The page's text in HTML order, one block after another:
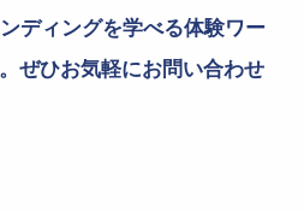
ディングを学べる体験ワー
ぜひお気軽にお問い合わせ